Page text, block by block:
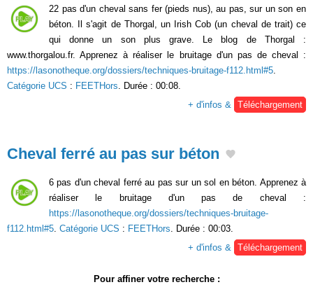
22 pas d'un cheval sans fer (pieds nus), au pas, sur un son en
béton. Il s'agit de Thorgal, un Irish Cob (un cheval de trait) ce
qui donne un son plus grave. Le blog de Thorgal :
www.thorgalou.fr. Apprenez à réaliser le bruitage d'un pas de cheval :
https://lasonotheque.org/dossiers/techniques-bruitage-f112.html#5
Catégorie UCS : FEETHors . Durée : 00:08.
+ d'infos &
Téléchargement
Cheval ferré au pas sur béton
6 pas d'un cheval ferré au pas sur un sol en béton. Apprenez à
réaliser le bruitage d'un pas de cheval :
https://lasonotheque.org/dossiers/techniques-bruitage-
f112.html#5 Catégorie UCS : FEETHors . Durée : 00:03.
+ d'infos &
Téléchargement
Pour affiner votre recherche :